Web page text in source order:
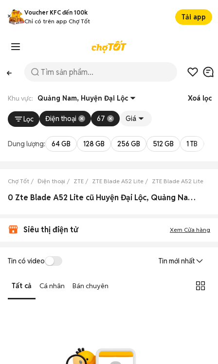
Voucher KFC đến 100k
Chỉ có trên app Chợ Tốt
Tải app
Khu vực: Quảng Nam, Huyện Đại Lộc Xoá lọc
Lọc Điện thoại 67 Giá
Dung lượng: 64 GB 128 GB 256 GB 512 GB 1 TB
Chợ Tốt Điện thoại ZTE ZTE Blade A52 Lite ZTE Blade A52 Lite
0 Zte Blade A52 Lite cũ Huyện Đại Lộc, Quảng Nam đẹp
Siêu thị điện tử Xem Cửa hàng
Tin có video Tin mới nhất
Tất cả Cá nhân Bán chuyên